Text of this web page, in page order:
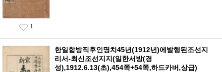
1
한일합방직후인명치45년(1912년)에발행된조선지
리서-최신조선지지(일한서방(경
성),1912.6.13(초),454쪽+54쪽,하드카버,상급)